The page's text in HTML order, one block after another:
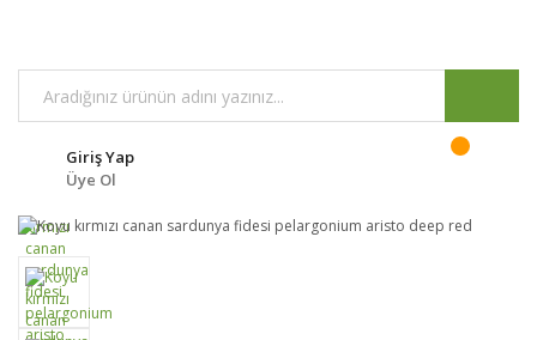
Giriş Yap
Üye Ol